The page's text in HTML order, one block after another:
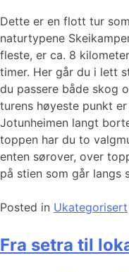
Dette er en flott tur
naturtypene
fleste, er ca. 8
timer. Her går du i lett
du passere både skog
turens høyeste punkt
Jotunheimen langt
toppen har du to
enten sørover, over
på stien som går langs
Posted in Ukategorisert
Fra setra til